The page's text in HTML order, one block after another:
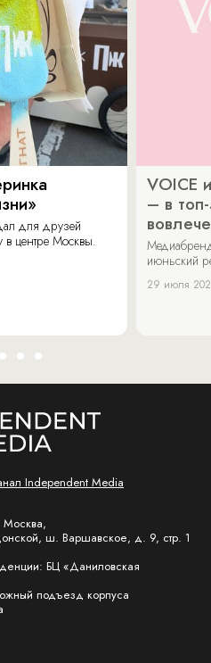
для друзей
в центре Москвы.
VOICE
– в
июньский
29 июля
Independent Media
ш. Варшавское, д. 9, стр. 1
БЦ «Даниловская
подъезд корпуса